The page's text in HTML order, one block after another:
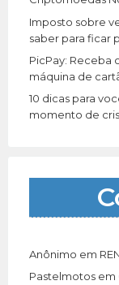
Imposto sobre
saber para ficar
PicPay: Receba
máquina de
10 dicas para
momento de
Anônimo em
Pastelmotos em